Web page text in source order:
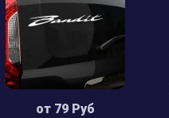
от 79 Руб